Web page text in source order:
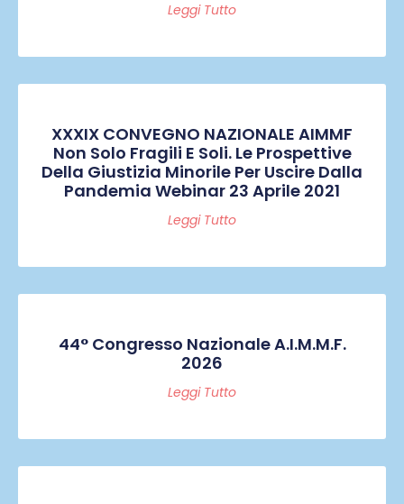
Leggi Tutto
XXXIX CONVEGNO NAZIONALE AIMMF
Non Solo Fragili E Soli. Le Prospettive
Della Giustizia Minorile Per Uscire Dalla
Pandemia Webinar 23 Aprile 2021
Leggi Tutto
44° Congresso Nazionale A.I.M.M.F.
2026
Leggi Tutto